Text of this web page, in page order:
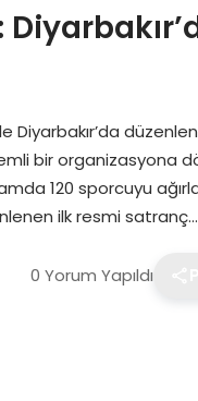
Diyarbakır’da
bir organizasyona
120 sporcuyu
ilk resmi satranç…
0 Yorum Yapıldı